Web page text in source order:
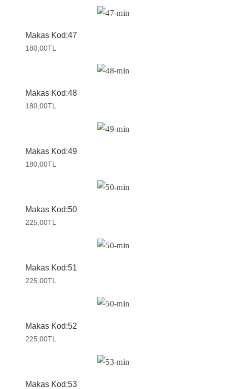
Makas Kod:47
180,00TL
Makas Kod:48
180,00TL
Makas Kod:49
180,00TL
Makas Kod:50
225,00TL
Makas Kod:51
225,00TL
Makas Kod:52
225,00TL
Makas Kod:53